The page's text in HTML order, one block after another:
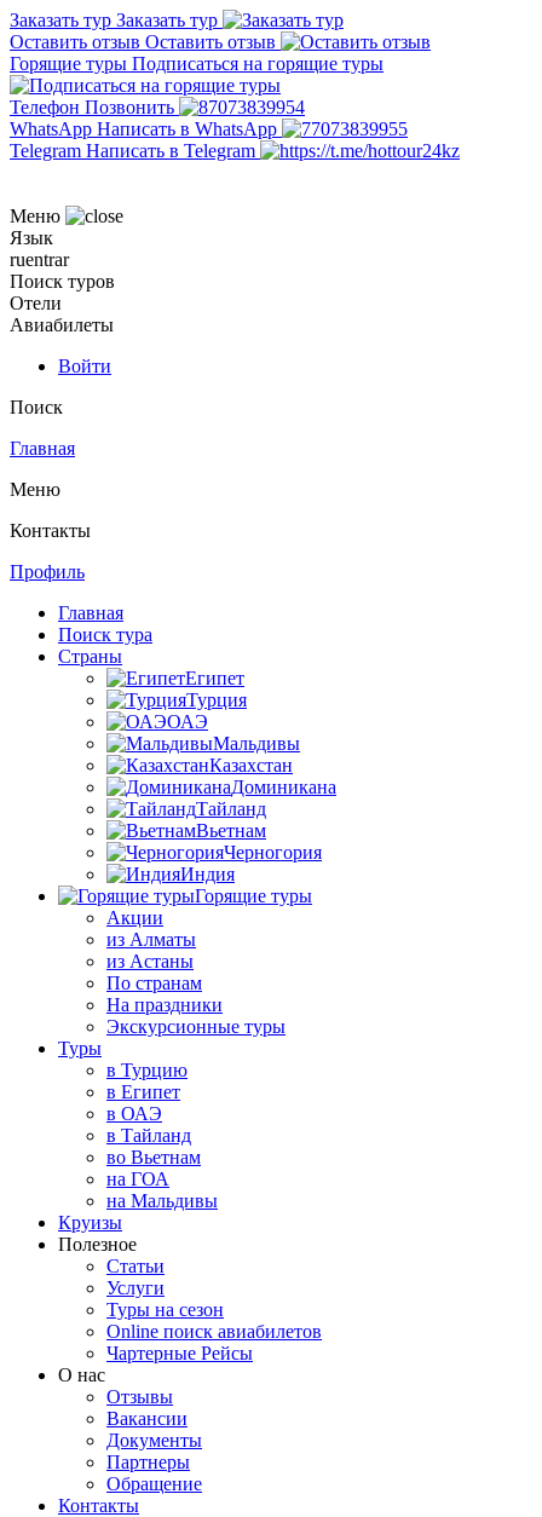
Заказать тур Заказать тур
Оставить отзыв Оставить отзыв
Горящие туры Подписаться на горящие туры
Телефон Позвонить
WhatsApp Написать в WhatsApp
Telegram Написать в Telegram
Меню
Язык
ruentrar
Поиск туров
Отели
Авиабилеты
Войти
Поиск
Главная
Меню
Контакты
Профиль
Главная
Поиск тура
Страны
Египет
Турция
ОАЭ
Мальдивы
Казахстан
Доминикана
Тайланд
Вьетнам
Черногория
Индия
Горящие туры
Акции
из Алматы
из Астаны
По странам
На праздники
Экскурсионные туры
Туры
в Турцию
в Египет
в ОАЭ
в Тайланд
во Вьетнам
на ГОА
на Мальдивы
Круизы
Полезное
Статьи
Услуги
Туры на сезон
Online поиск авиабилетов
Чартерные Рейсы
О нас
Отзывы
Вакансии
Документы
Партнеры
Обращение
Контакты